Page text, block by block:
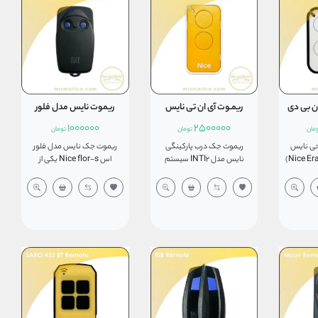
نیز در بازار با قیمت و کیفیت
بسیار پایین تری بفروش
می‌رسد. ریموت کنترل جک
پارکینگ بی اف تی توسط یک
باطری نیم قلمی 12 ولت مدل
A23 تغذیه می‌شود.
بی دی
نایس
(Nice Era One BD Remote)
ایران
جک
Flor ، inti ، ERA FLOR سازگار
در فضای
باز تا
باطری
می‌کند،
تغذیه
ریمـوت آی ان تی نایس
2500000تومان
ریموت جک درب پارکینگی
نایس مدل INTI2 سیستم
نایس دارای ظاهری زیبا با بدنه
ای کاملا مقاوم فرکانس 433
این نکته را نیز باید توجه کرد که
تمامی ریموت‌هایی با این
فرکانس به مدار جک نایس
سازگار نیستند و حتما باید از
ریموت‌های اصلی استفاده
نمود. ما برای ساده سازی
ریموت نایس مدل فلور
1000000تومان
ریموت جک نایس مدل فلور
اس Nice flor-s یکی از
کمپانی می‌باشد که هنوز هم
تولید می‌شود. ریموت جک درب
باطری A23 قلمی 12ولت تغذیه
می‌کند که برد بالای 50 متردر
فضای باز را می‌دهد ریموت
نایس فلور S دارای ابعاد بزرگ
می‌باشد که دارای دو کانال
است. این ریموت کنترل جک